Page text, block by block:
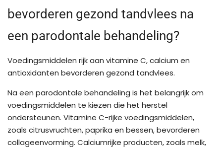
bevorderen gezond tandvlees na
een parodontale behandeling?
Voedingsmiddelen rijk aan vitamine C, calcium en
antioxidanten bevorderen gezond tandvlees.
Na een parodontale behandeling is het belangrijk om
voedingsmiddelen te kiezen die het herstel
ondersteunen. Vitamine C-rijke voedingsmiddelen,
zoals citrusvruchten, paprika en bessen, bevorderen
collageenvorming. Calciumrijke producten, zoals melk,